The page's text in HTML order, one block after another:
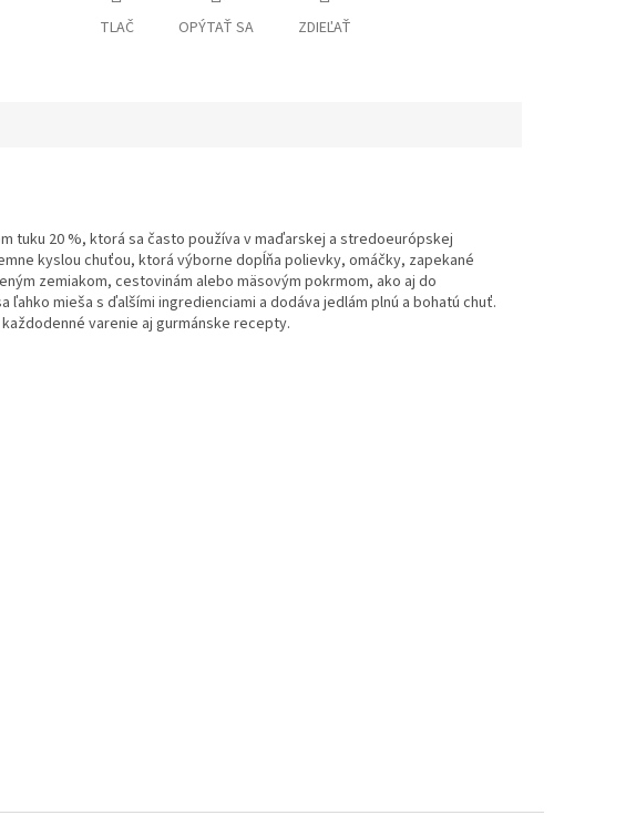
TLAČ OPÝTAŤ SA ZDIEĽAŤ
tuku 20 %, ktorá sa často používa v maďarskej a stredoeurópskej
kyslou chuťou, ktorá výborne dopĺňa polievky, omáčky, zapekané
zemiakom, cestovinám alebo mäsovým pokrmom, ako aj do
mieša s ďalšími ingredienciami a dodáva jedlám plnú a bohatú chuť.
varenie aj gurmánske recepty.